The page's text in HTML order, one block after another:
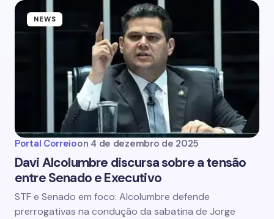
NEWS
Portal Correioon 4 de dezembro de 2025
Davi Alcolumbre discursa sobre a tensão
entre Senado e Executivo
STF e Senado em foco: Alcolumbre defende
prerrogativas na condução da sabatina de Jorge